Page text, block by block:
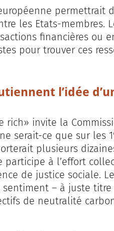
permettrait
les Etats-membres.
financières ou
pour trouver ces
l’idée
rich» invite la
serait-ce que sur les
plusieurs
participe à l’effort
de justice sociale.
sentiment – à juste
de neutralité